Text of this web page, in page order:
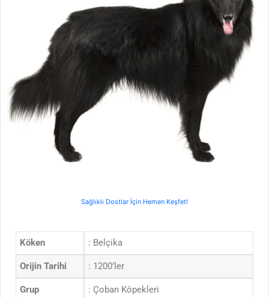
Sağlıklı Dostlar İçin Hemen Keşfet!
Köken : Belçika
Orijin Tarihi : 1200’ler
Grup : Çoban Köpekleri